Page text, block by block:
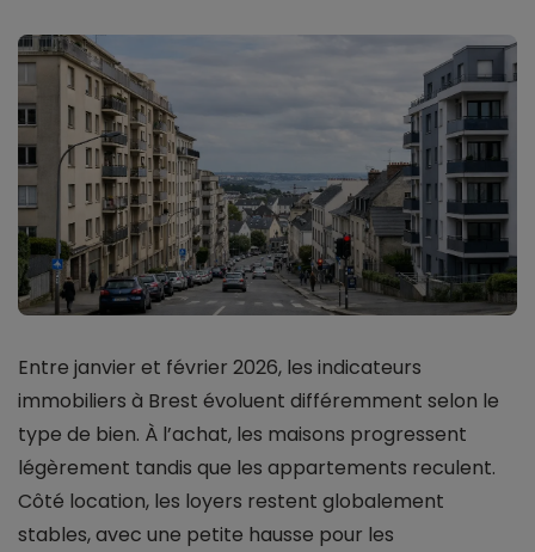
Entre janvier et février 2026, les indicateurs
immobiliers à Brest évoluent différemment selon le
type de bien. À l’achat, les maisons progressent
légèrement tandis que les appartements reculent.
Côté location, les loyers restent globalement
stables, avec une petite hausse pour les